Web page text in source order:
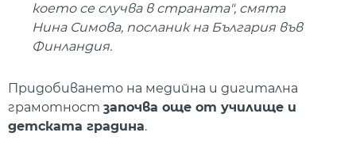
което се случва в страната", смята
Нина Симова, посланик на България във
Финландия.
Придобиването на медийна и дигитална
грамотност започва още от училище и
детската градина.